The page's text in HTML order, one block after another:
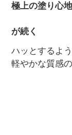
極上の塗り心
が続く
ハッとするよ
軽やかな質感